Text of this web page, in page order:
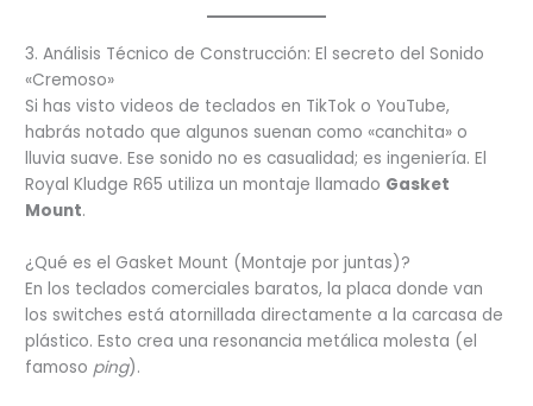
3. Análisis Técnico de Construcción: El secreto del Sonido
«Cremoso»
Si has visto videos de teclados en TikTok o YouTube,
habrás notado que algunos suenan como «canchita» o
lluvia suave. Ese sonido no es casualidad; es ingeniería. El
Royal Kludge R65 utiliza un montaje llamado Gasket
Mount.
¿Qué es el Gasket Mount (Montaje por juntas)?
En los teclados comerciales baratos, la placa donde van
los switches está atornillada directamente a la carcasa de
plástico. Esto crea una resonancia metálica molesta (el
famoso ping).